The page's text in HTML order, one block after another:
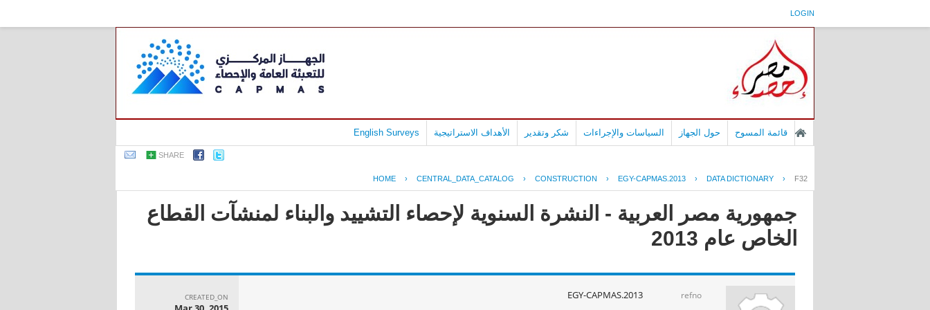
LOGIN
قائمة المسوح حول الجهاز السياسات والإجراءات شكر وتقدير الأهداف الاستراتيجية English Surveys
SHARE
HOME › CENTRAL_DATA_CATALOG › CONSTRUCTION › EGY-CAPMAS.2013 › DATA DICTIONARY › F32
جمهورية مصر العربية - النشرة السنوية لإحصاء التشييد والبناء لمنشآت القطاع
الخاص عام 2013
refno
EGY-CAPMAS.2013
CREATED_ON